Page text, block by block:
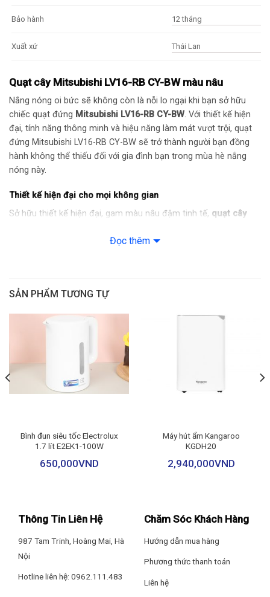
Bảo hành 12 tháng
Xuất xứ Thái Lan
Quạt cây Mitsubishi LV16-RB CY-BW màu nâu
Nắng nóng oi bức sẽ không còn là nỗi lo ngại khi bạn sở hữu
chiếc quạt đứng Mitsubishi LV16-RB CY-BW. Với thiết kế hiện
đại, tính năng thông minh và hiệu năng làm mát vượt trội, quạt
đứng Mitsubishi LV16-RB CY-BW sẽ trở thành người bạn đồng
hành không thể thiếu đối với gia đình bạn trong mùa hè nắng
nóng này.
Thiết kế hiện đại cho mọi không gian
Sở hữu thiết kế hiện đại, gam màu nâu đậm tinh tế, quạt cây
từ phòng khách, phòng ngủ đến văn phòng làm việc. Ngoài ra,
Quạt đứng điều chỉnh độ cao dễ dàng
Với trọng lượng 7.4 kg, câyquạt đứng
này vẫn đảm bảo sự chắc
chắn trong quá trình hoạt động mà vẫn giúp người dùng dễ dàng
Đọc thêm
SẢN PHẨM TƯƠNG TỰ
Bình đun siêu tốc Electrolux
1.7 lít E2EK1-100W
650,000VND
Máy hút ẩm Kangaroo
KGDH20
2,940,000VND
Thông Tin Liên Hệ
987 Tam Trinh, Hoàng Mai, Hà
Nội
Hotline liên hệ: 0962.111.483
Chăm Sóc Khách Hàng
Hướng dẫn mua hàng
Phương thức thanh toán
Liên hệ